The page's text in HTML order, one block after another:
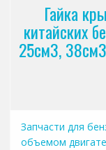
Гайка
китайских
25см3,
Запчасти для
объемом